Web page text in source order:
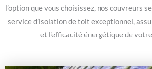
l’option que vous choisissez, nos couvreurs
service d’isolation de toit exceptionnel,
et l’efficacité énergétique de